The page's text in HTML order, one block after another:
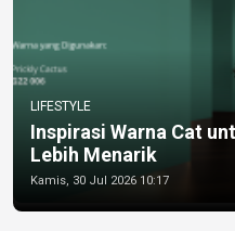
LIFESTYLE
Inspirasi Warna Cat
Lebih Menarik
Kamis, 30 Jul 2026 10:17